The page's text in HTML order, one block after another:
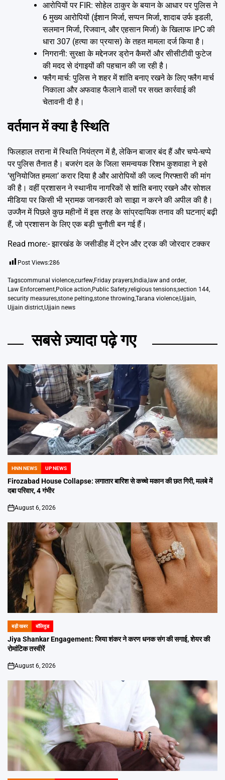
आरोपियों पर FIR: सोहेल ठाकुर के बयान के आधार पर पुलिस ने
6 मुख्य आरोपियों (ईशान मिर्जा, सप्पन मिर्जा, शादाब उर्फ इडली,
सलमान मिर्जा, रिजवान, और एहसान मिर्जा) के खिलाफ IPC की
धारा 307 (हत्या का प्रयास) के तहत मामला दर्ज किया है।
निगरानी: सुरक्षा के मद्देनजर ड्रोन कैमरों और सीसीटीवी फुटेज
की मदद से दंगाइयों की पहचान की जा रही है।
फ्लैग मार्च: पुलिस ने शहर में शांति बनाए रखने के लिए फ्लैग मार्च
निकाला और अफवाह फैलाने वालों पर सख्त कार्रवाई की
चेतावनी दी है।
वर्तमान में क्या है स्थिति
फिलहाल तराना में स्थिति नियंत्रण में है, लेकिन बाजार बंद हैं और चप्पे-चप्पे
पर पुलिस तैनात है। बजरंग दल के जिला समन्वयक रिशभ कुशवाहा ने इसे
‘सुनियोजित हमला’ करार दिया है और आरोपियों की जल्द गिरफ्तारी की मांग
की है। वहीं प्रशासन ने स्थानीय नागरिकों से शांति बनाए रखने और सोशल
मीडिया पर किसी भी भ्रामक जानकारी को साझा न करने की अपील की है।
उज्जैन में पिछले कुछ महीनों में इस तरह के सांप्रदायिक तनाव की घटनाएं बढ़ी
हैं, जो प्रशासन के लिए एक बड़ी चुनौती बन गई हैं।
Read more:-झारखंड के जसीडीह में ट्रेन और ट्रक की जोरदार टक्कर
Post Views:286
Tagscommunal violencecurfew Friday prayers India law and order
Law Enforcement Police action Public Safetyreligious tensionssection 144
security measuresstone pelting stone throwing Tarana violenceUjjain
Ujjain districtUjjain news
सबसे ज़्यादा पढ़े गए
POSTED
IN
HNN NEWS UP NEWS
Firozabad House Collapse: लगातार बारिश से कच्चे मकान की छत गिरी, मलबे में
दबा परिवार, 4 गंभीर
on
August 6, 2026
POSTED
IN
बड़ी खबर बॉलिवुड
Jiya Shankar Engagement: जिया शंकर ने करण धनक संग की सगाई, शेयर की
रोमांटिक तस्वीरें
on
August 6, 2026